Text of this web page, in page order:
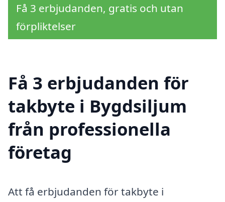
Få 3 erbjudanden, gratis och utan
förpliktelser
Få 3 erbjudanden för
takbyte i Bygdsiljum
från professionella
företag
Att få erbjudanden för takbyte i